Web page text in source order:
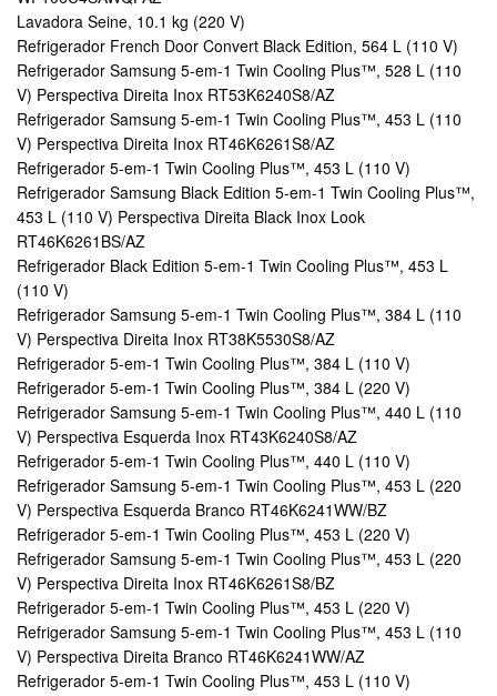
Lavadora Seine, 10.1 kg (220 V)
Refrigerador French Door Convert Black Edition, 564 L (110 V)
Refrigerador Samsung 5-em-1 Twin Cooling Plus™, 528 L (110
V) Perspectiva Direita Inox RT53K6240S8/AZ
Refrigerador Samsung 5-em-1 Twin Cooling Plus™, 453 L (110
V) Perspectiva Direita Inox RT46K6261S8/AZ
Refrigerador 5-em-1 Twin Cooling Plus™, 453 L (110 V)
Refrigerador Samsung Black Edition 5-em-1 Twin Cooling Plus™,
453 L (110 V) Perspectiva Direita Black Inox Look
RT46K6261BS/AZ
Refrigerador Black Edition 5-em-1 Twin Cooling Plus™, 453 L
(110 V)
Refrigerador Samsung 5-em-1 Twin Cooling Plus™, 384 L (110
V) Perspectiva Direita Inox RT38K5530S8/AZ
Refrigerador 5-em-1 Twin Cooling Plus™, 384 L (110 V)
Refrigerador 5-em-1 Twin Cooling Plus™, 384 L (220 V)
Refrigerador Samsung 5-em-1 Twin Cooling Plus™, 440 L (110
V) Perspectiva Esquerda Inox RT43K6240S8/AZ
Refrigerador 5-em-1 Twin Cooling Plus™, 440 L (110 V)
Refrigerador Samsung 5-em-1 Twin Cooling Plus™, 453 L (220
V) Perspectiva Esquerda Branco RT46K6241WW/BZ
Refrigerador 5-em-1 Twin Cooling Plus™, 453 L (220 V)
Refrigerador Samsung 5-em-1 Twin Cooling Plus™, 453 L (220
V) Perspectiva Direita Inox RT46K6261S8/BZ
Refrigerador 5-em-1 Twin Cooling Plus™, 453 L (220 V)
Refrigerador Samsung 5-em-1 Twin Cooling Plus™, 453 L (110
V) Perspectiva Direita Branco RT46K6241WW/AZ
Refrigerador 5-em-1 Twin Cooling Plus™, 453 L (110 V)